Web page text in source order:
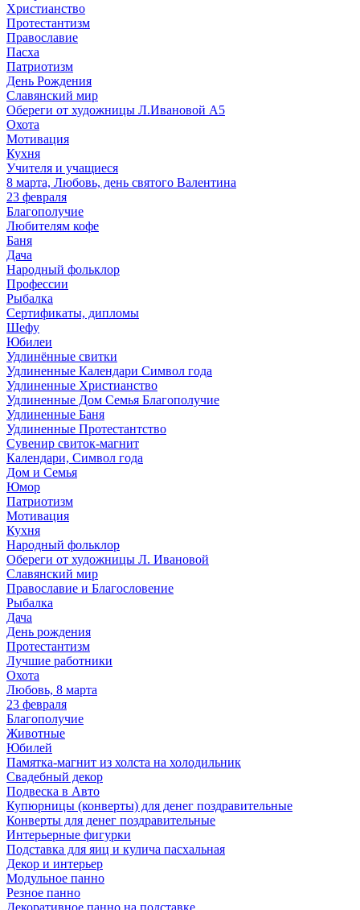
Христианство
Протестантизм
Православие
Пасха
Патриотизм
День Рождения
Славянский мир
Обереги от художницы Л.Ивановой А5
Охота
Мотивация
Кухня
Учителя и учащиеся
8 марта, Любовь, день святого Валентина
23 февраля
Благополучие
Любителям кофе
Баня
Дача
Народный фольклор
Профессии
Рыбалка
Сертификаты, дипломы
Шефу
Юбилеи
Удлинённые свитки
Удлиненные Календари Символ года
Удлиненные Христианство
Удлиненные Дом Семья Благополучие
Удлиненные Баня
Удлиненные Протестантство
Сувенир свиток-магнит
Календари, Символ года
Дом и Семья
Юмор
Патриотизм
Мотивация
Кухня
Народный фольклор
Обереги от художницы Л. Ивановой
Славянский мир
Православие и Благословение
Рыбалка
Дача
День рождения
Протестантизм
Лучшие работники
Охота
Любовь, 8 марта
23 февраля
Благополучие
Животные
Юбилей
Памятка-магнит из холста на холодильник
Свадебный декор
Подвеска в Авто
Купюрницы (конверты) для денег поздравительные
Конверты для денег поздравительные
Интерьерные фигурки
Подставка для яиц и кулича пасхальная
Декор и интерьер
Модульное панно
Резное панно
Декоративное панно на подставке